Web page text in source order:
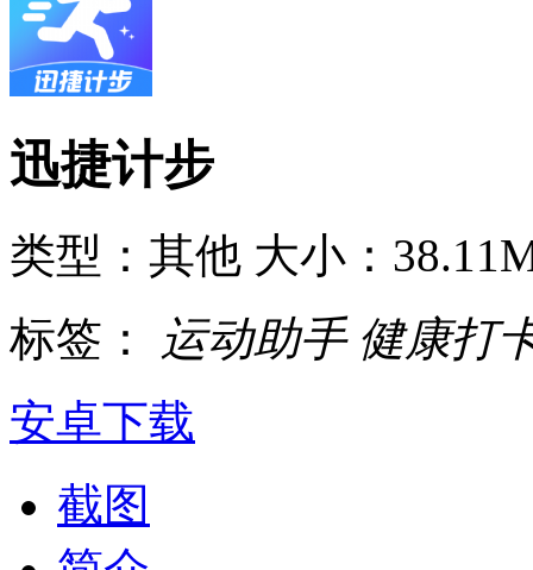
迅捷计步
类型：其他 大小：
标签：
运动助手 健康打
安卓下载
截图